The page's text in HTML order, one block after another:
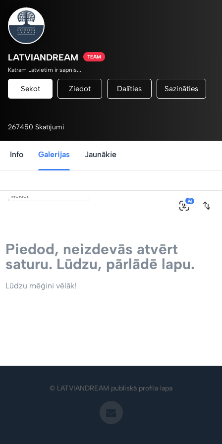
LATVIANDREAM TEAM
Katram Latvietim ir sapnis...
Sekot Ziedot Dalīties Sazināties
267450 Skatījumi
Info Galerijas Jaunākie
0
AI
Piedod, neizdevās atvērt
saturu. Lūdzu, pārlādē lapu.
Lūdzu mēģini vēlāk!
© LATVIANDREAM publiskā profila lapa